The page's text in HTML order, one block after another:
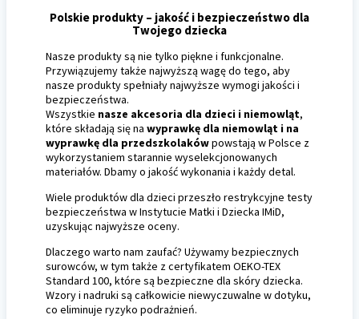
Polskie produkty – jakość i bezpieczeństwo dla
Twojego dziecka
Nasze produkty są nie tylko piękne i funkcjonalne.
Przywiązujemy także najwyższą wagę do tego, aby
nasze produkty spełniały najwyższe wymogi jakości i
bezpieczeństwa.
Wszystkie nasze akcesoria dla dzieci i niemowląt,
które składają się na wyprawkę dla niemowląt i na
wyprawkę dla przedszkolakówpowstają w Polsce z
wykorzystaniem starannie wyselekcjonowanych
materiałów. Dbamy o jakość wykonania i każdy detal.
Wiele produktów dla dzieci przeszło restrykcyjne testy
bezpieczeństwa w Instytucie Matki i Dziecka IMiD,
uzyskując najwyższe oceny.
Dlaczego warto nam zaufać? Używamy bezpiecznych
surowców, w tym także z certyfikatem OEKO-TEX
Standard 100, które są bezpieczne dla skóry dziecka.
Wzory i nadruki są całkowicie niewyczuwalne w dotyku,
co eliminuje ryzyko podrażnień.